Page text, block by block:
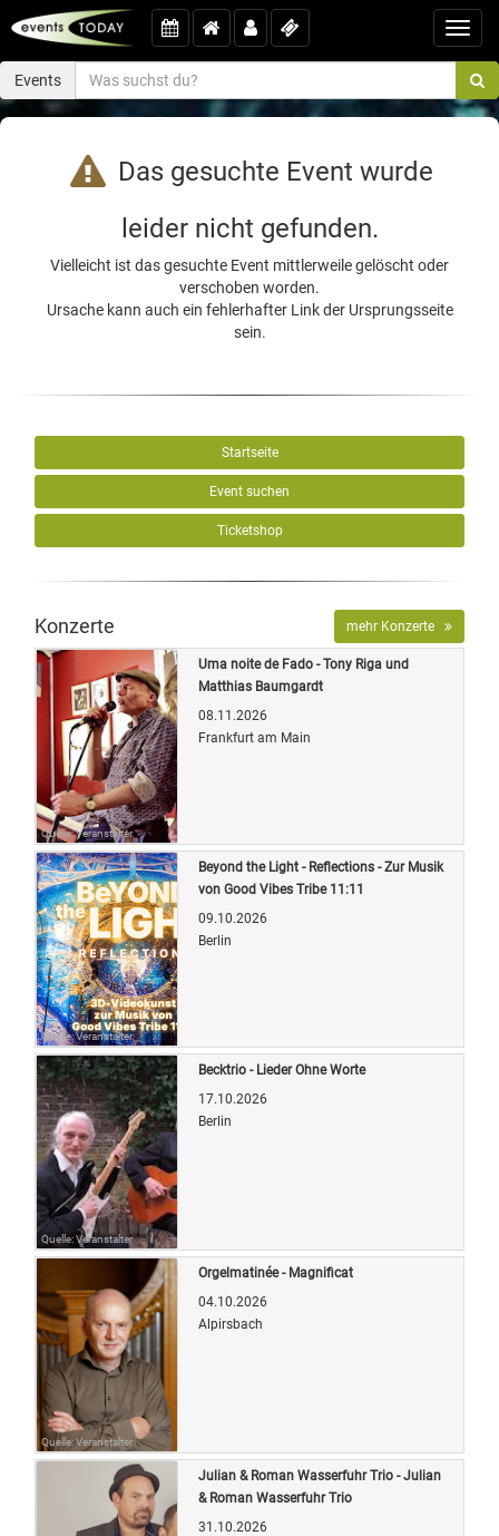
Events
Das gesuchte Event wurde
leider nicht gefunden.
Vielleicht ist das gesuchte Event mittlerweile gelöscht oder
verschoben worden.
Ursache kann auch ein fehlerhafter Link der Ursprungsseite
sein.
Startseite
Event suchen
Ticketshop
Konzerte mehr Konzerte
Quelle: Veranstalter
Uma noite de Fado - Tony Riga und
Matthias Baumgardt
08.11.2026
Frankfurt am Main
Quelle: Veranstalter
Beyond the Light - Reflections - Zur Musik
von Good Vibes Tribe 11:11
09.10.2026
Berlin
Quelle: Veranstalter
Becktrio - Lieder Ohne Worte
17.10.2026
Berlin
Quelle: Veranstalter
Orgelmatinée - Magnificat
04.10.2026
Alpirsbach
Julian & Roman Wasserfuhr Trio - Julian
& Roman Wasserfuhr Trio
31.10.2026